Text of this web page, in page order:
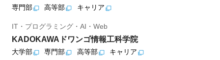
専門部 高等部 キャリア
IT・プログラミング・AI・Web
KADOKAWAドワンゴ情報工科学院
大学部 専門部 高等部 キャリア